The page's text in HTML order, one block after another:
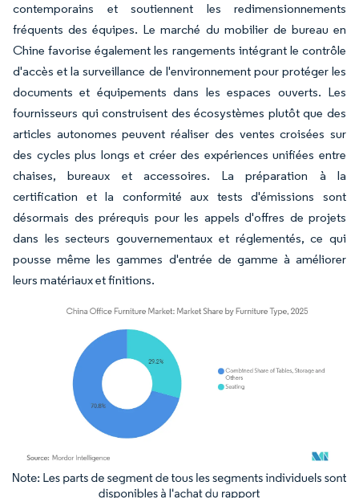
contemporains et soutiennent les redimensionnements
fréquents des équipes. Le marché du mobilier de bureau en
Chine favorise également les rangements intégrant le contrôle
d'accès et la surveillance de l'environnement pour protéger les
documents et équipements dans les espaces ouverts. Les
fournisseurs qui construisent des écosystèmes plutôt que des
articles autonomes peuvent réaliser des ventes croisées sur
des cycles plus longs et créer des expériences unifiées entre
chaises, bureaux et accessoires. La préparation à la
certification et la conformité aux tests d'émissions sont
désormais des prérequis pour les appels d'offres de projets
dans les secteurs gouvernementaux et réglementés, ce qui
pousse même les gammes d'entrée de gamme à améliorer
leurs matériaux et finitions.
Image © Mordor Intelligence. La réutilisation nécessite une attribution sous CC BY